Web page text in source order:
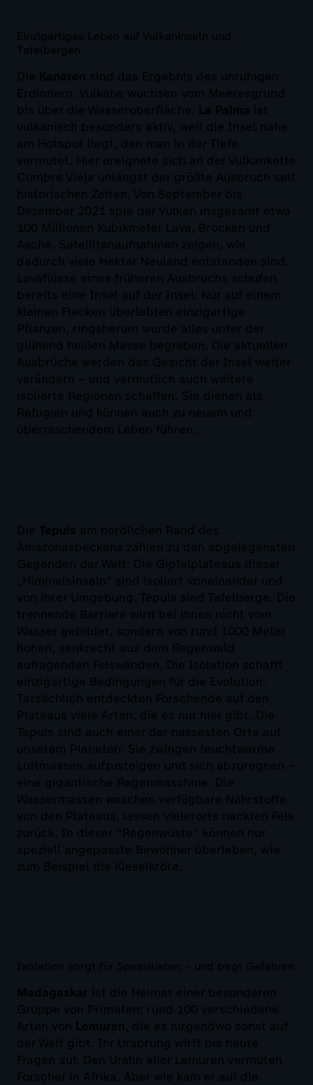
Einzigartiges Leben auf Vulkaninseln und
Tafelbergen
Die Kanaren sind das Ergebnis des unruhigen
Erdinnern. Vulkane wuchsen vom Meeresgrund
bis über die Wasseroberfläche. La Palma ist
vulkanisch besonders aktiv, weil die Insel nahe
am Hotspot liegt, den man in der Tiefe
vermutet. Hier ereignete sich an der Vulkankette
Cumbre Vieja unlängst der größte Ausbruch seit
historischen Zeiten. Von September bis
Dezember 2021 spie der Vulkan insgesamt etwa
100 Millionen Kubikmeter Lava, Brocken und
Asche. Satellitenaufnahmen zeigen, wie
dadurch viele Hektar Neuland entstanden sind.
Lavaflüsse eines früheren Ausbruchs schufen
bereits eine Insel auf der Insel: Nur auf einem
kleinen Flecken überlebten einzigartige
Pflanzen, ringsherum wurde alles unter der
glühend heißen Masse begraben. Die aktuellen
Ausbrüche werden das Gesicht der Insel weiter
verändern – und vermutlich auch weitere
isolierte Regionen schaffen. Sie dienen als
Refugien und können auch zu neuem und
überraschendem Leben führen.
Die Tepuis am nördlichen Rand des
Amazonasbeckens zählen zu den abgelegensten
Gegenden der Welt: Die Gipfelplateaus dieser
„Himmelsinseln“ sind isoliert voneinander und
von ihrer Umgebung. Tepuis sind Tafelberge. Die
trennende Barriere wird bei ihnen nicht vom
Wasser gebildet, sondern von rund 1000 Meter
hohen, senkrecht aus dem Regenwald
aufragenden Felswänden. Die Isolation schafft
einzigartige Bedingungen für die Evolution.
Tatsächlich entdeckten Forschende auf den
Plateaus viele Arten, die es nur hier gibt. Die
Tepuis sind auch einer der nassesten Orte auf
unserem Planeten: Sie zwingen feuchtwarme
Luftmassen aufzusteigen und sich abzuregnen –
eine gigantische Regenmaschine. Die
Wassermassen waschen verfügbare Nährstoffe
von den Plateaus, lassen vielerorts nackten Fels
zurück. In dieser "Regenwüste" können nur
speziell angepasste Bewohner überleben, wie
zum Beispiel die Kieselkröte.
Isolation sorgt für Spezialisten – und birgt Gefahren
Madagaskar ist die Heimat einer besonderen
Gruppe von Primaten: rund 100 verschiedene
Arten von Lemuren, die es nirgendwo sonst auf
der Welt gibt. Ihr Ursprung wirft bis heute
Fragen auf. Den Urahn aller Lemuren vermuten
Forscher in Afrika. Aber wie kam er auf die